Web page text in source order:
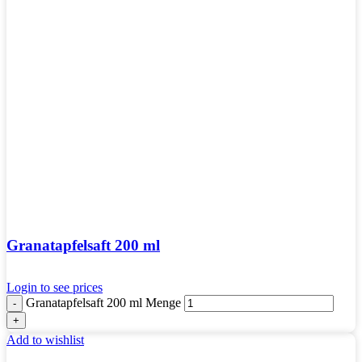
Granatapfelsaft 200 ml
Login to see prices
Granatapfelsaft 200 ml Menge
Add to wishlist